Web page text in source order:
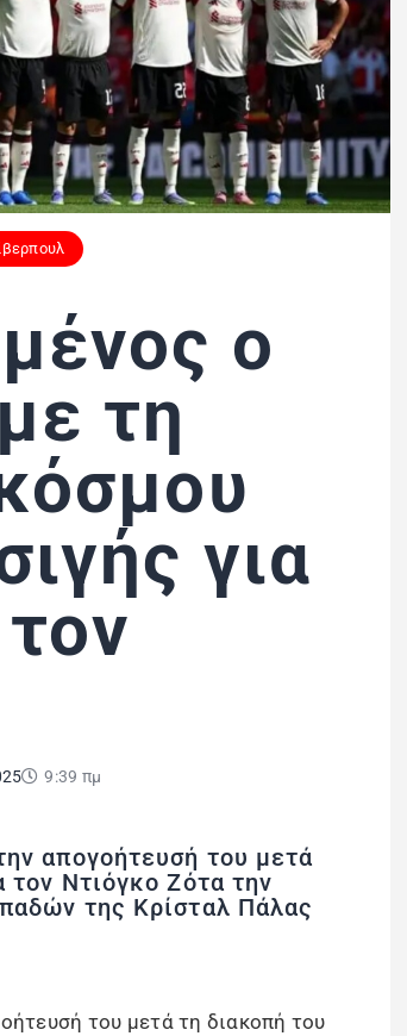
ο
τη
για
9:39 πμ
απογοήτευσή του μετά
τον Ντιόγκο Ζότα την
της Κρίσταλ Πάλας
του μετά τη διακοπή του